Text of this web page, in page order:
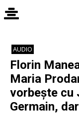
AUDIO
Florin
Maria
vorbește cu
Germain,